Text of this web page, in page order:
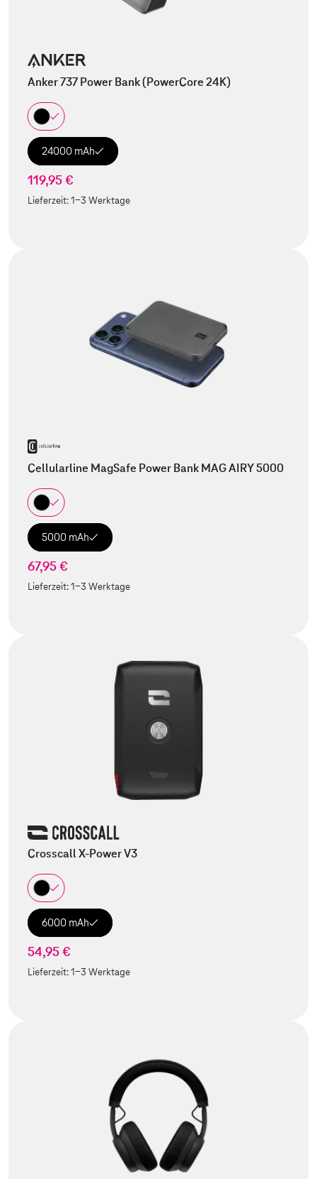
Anker 737 Power Bank (PowerCore 24K)
24000 mAh
119,95 €
Lieferzeit:1-3 Werktage
Cellularline MagSafe Power Bank MAG AIRY 5000
5000 mAh
67,95 €
Lieferzeit:1-3 Werktage
Crosscall X-Power V3
6000 mAh
54,95 €
Lieferzeit:1-3 Werktage